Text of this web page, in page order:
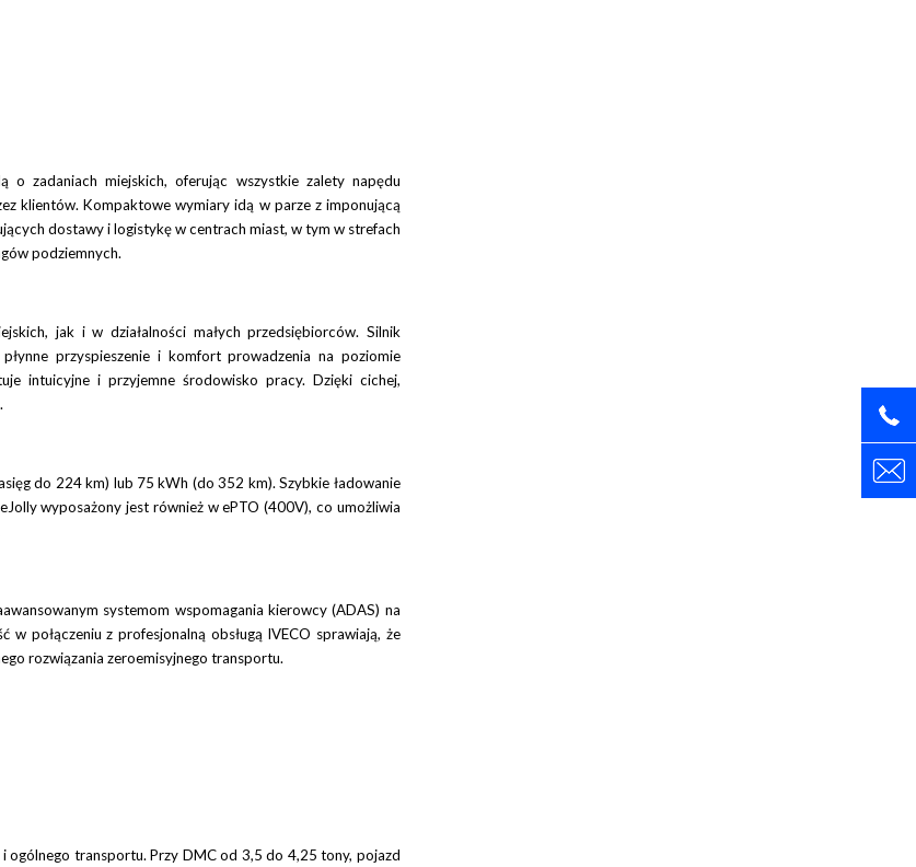
zadaniach miejskich, oferując wszystkie zalety napędu
klientów. Kompaktowe wymiary idą w parze z imponującą
dostawy i logistykę w centrach miast, w tym w strefach
podziemnych.
jak i w działalności małych przedsiębiorców. Silnik
przyspieszenie i komfort prowadzenia na poziomie
intuicyjne i przyjemne środowisko pracy. Dzięki cichej,
do 224 km) lub 75 kWh (do 352 km). Szybkie ładowanie
wyposażony jest również w ePTO (400V), co umożliwia
systemom wspomagania kierowcy (ADAS) na
połączeniu z profesjonalną obsługą IVECO sprawiają, że
rozwiązania zeroemisyjnego transportu.
ogólnego transportu. Przy DMC od 3,5 do 4,25 tony, pojazd